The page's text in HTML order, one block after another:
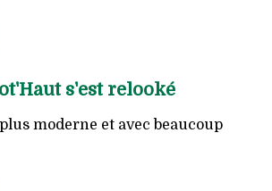
s'est relooké
moderne et avec beaucoup